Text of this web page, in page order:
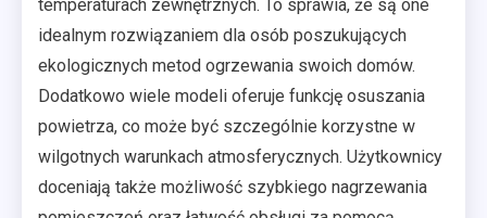
temperaturach zewnętrznych. To sprawia, że są one
idealnym rozwiązaniem dla osób poszukujących
ekologicznych metod ogrzewania swoich domów.
Dodatkowo wiele modeli oferuje funkcję osuszania
powietrza, co może być szczególnie korzystne w
wilgotnych warunkach atmosferycznych. Użytkownicy
doceniają także możliwość szybkiego nagrzewania